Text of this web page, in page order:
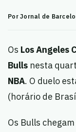
Por Jornal de
Os Los Angeles
Bulls nesta
NBA. O duelo
(horário de
Os Bulls